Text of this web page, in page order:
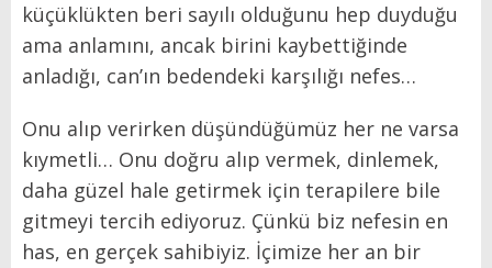
küçüklükten beri sayılı olduğunu hep duyduğu
ama anlamını, ancak birini kaybettiğinde
anladığı, can’ın bedendeki karşılığı nefes…
Onu alıp verirken düşündüğümüz her ne varsa
kıymetli… Onu doğru alıp vermek, dinlemek,
daha güzel hale getirmek için terapilere bile
gitmeyi tercih ediyoruz. Çünkü biz nefesin en
has, en gerçek sahibiyiz. İçimize her an bir